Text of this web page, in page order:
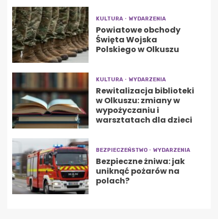
KULTURA WYDARZENIA
Powiatowe obchody
Święta Wojska
Polskiego w Olkuszu
KULTURA WYDARZENIA
Rewitalizacja biblioteki
w Olkuszu: zmiany w
wypożyczaniu i
warsztatach dla dzieci
BEZPIECZEŃSTWO WYDARZENIA
Bezpieczne żniwa: jak
uniknąć pożarów na
polach?